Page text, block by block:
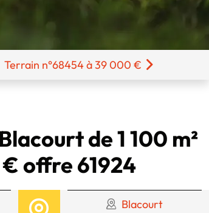
Terrain n°68454 à 39 000 €
de 1 100 m²
offre 61924
Blacourt